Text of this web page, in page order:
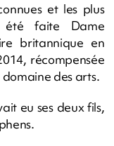
et les plus
été faite Dame
britannique en
récompensée
des arts.
eu ses deux fils,